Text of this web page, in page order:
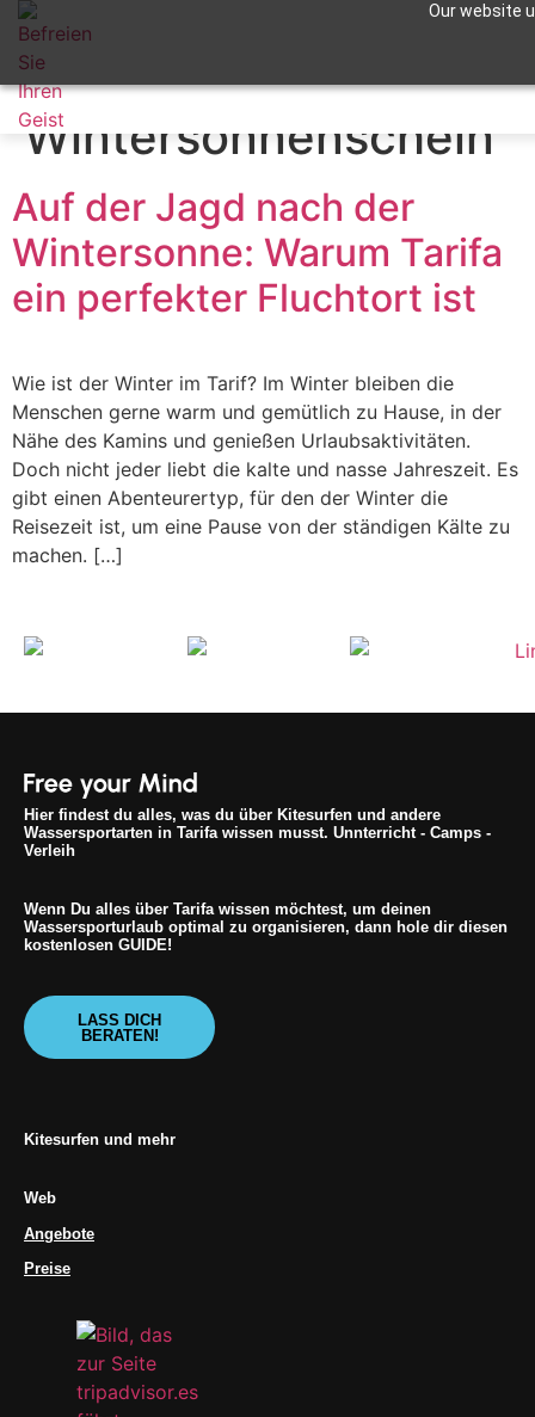
Our website
Apuntame !
Schlagwort:
Wintersonnenschein
Auf der Jagd nach der
Wintersonne: Warum Tarifa
ein perfekter Fluchtort ist
Wie ist der Winter im Tarif? Im Winter bleiben die
Menschen gerne warm und gemütlich zu Hause, in der
Nähe des Kamins und genießen Urlaubsaktivitäten.
Doch nicht jeder liebt die kalte und nasse Jahreszeit. Es
gibt einen Abenteurertyp, für den der Winter die
Reisezeit ist, um eine Pause von der ständigen Kälte zu
machen. […]
Hier findest du alles, was du über Kitesurfen und andere
Wassersportarten in Tarifa wissen musst. Unnterricht - Camps -
Verleih
Wenn Du alles über Tarifa wissen möchtest, um deinen
Wassersporturlaub optimal zu organisieren, dann hole dir diesen
kostenlosen GUIDE!
LASS DICH
BERATEN!
Kitesurfen und mehr
Web
Angebote
Preise